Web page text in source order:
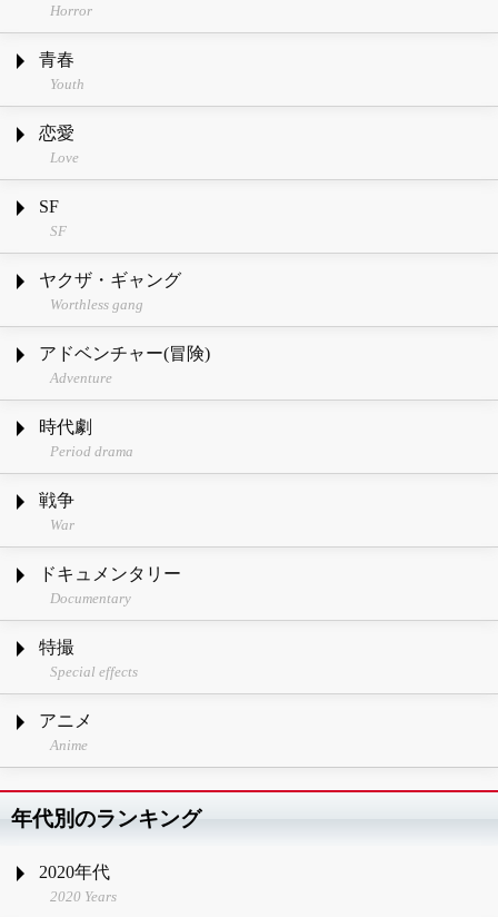
Horror
青春
Youth
恋愛
Love
SF
SF
ヤクザ・ギャング
Worthless gang
アドベンチャー(冒険)
Adventure
時代劇
Period drama
戦争
War
ドキュメンタリー
Documentary
特撮
Special effects
アニメ
Anime
年代別のランキング
2020年代
2020 Years